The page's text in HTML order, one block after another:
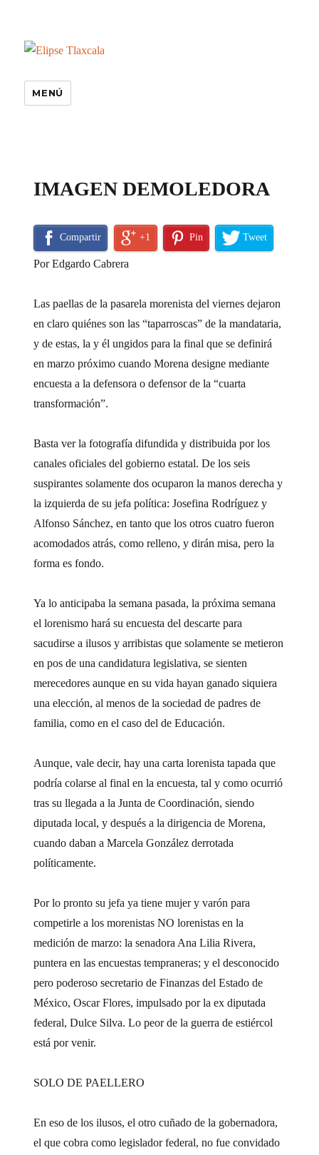
MENÚ
IMAGEN DEMOLEDORA
Compartir +1 Pin Tweet
Por Edgardo Cabrera
Las paellas de la pasarela morenista del viernes dejaron
en claro quiénes son las “taparroscas” de la mandataria,
y de estas, la y él ungidos para la final que se definirá
en marzo próximo cuando Morena designe mediante
encuesta a la defensora o defensor de la “cuarta
transformación”.
Basta ver la fotografía difundida y distribuida por los
canales oficiales del gobierno estatal. De los seis
suspirantes solamente dos ocuparon la manos derecha y
la izquierda de su jefa política: Josefina Rodríguez y
Alfonso Sánchez, en tanto que los otros cuatro fueron
acomodados atrás, como relleno, y dirán misa, pero la
forma es fondo.
Ya lo anticipaba la semana pasada, la próxima semana
el lorenismo hará su encuesta del descarte para
sacudirse a ilusos y arribistas que solamente se metieron
en pos de una candidatura legislativa, se sienten
merecedores aunque en su vida hayan ganado siquiera
una elección, al menos de la sociedad de padres de
familia, como en el caso del de Educación.
Aunque, vale decir, hay una carta lorenista tapada que
podría colarse al final en la encuesta, tal y como ocurrió
tras su llegada a la Junta de Coordinación, siendo
diputada local, y después a la dirigencia de Morena,
cuando daban a Marcela González derrotada
políticamente.
Por lo pronto su jefa ya tiene mujer y varón para
competirle a los morenistas NO lorenistas en la
medición de marzo: la senadora Ana Lilia Rivera,
puntera en las encuestas tempraneras; y el desconocido
pero poderoso secretario de Finanzas del Estado de
México, Oscar Flores, impulsado por la ex diputada
federal, Dulce Silva. Lo peor de la guerra de estiércol
está por venir.
SOLO DE PAELLERO
En eso de los ilusos, el otro cuñado de la gobernadora,
el que cobra como legislador federal, no fue convidado